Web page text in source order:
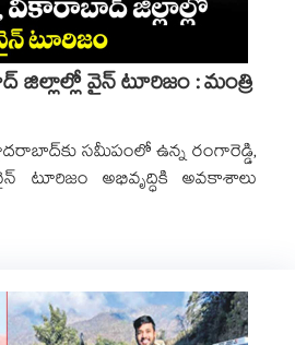
వైన్ టూరిజం : మంత్రి
సమీపంలో ఉన్న రంగారెడ్డి,
టూరిజం అభివృద్ధికి అవకాశాలు